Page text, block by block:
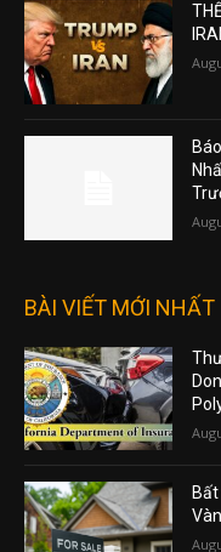
BÀI VIẾT MỚI NHẤT